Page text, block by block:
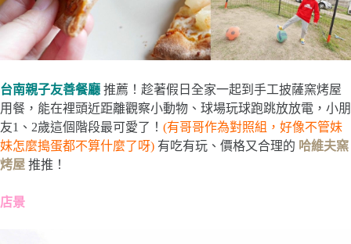
台南親子友善餐廳 推薦！趁著假日全家一起到手工披薩窯烤屋
用餐，能在裡頭近距離觀察小動物、球場玩球跑跳放放電，小朋
友1、2歲這個階段最可愛了！ (有哥哥作為對照組，好像不管妹
妹怎麼搗蛋都不算什麼了呀) 有吃有玩、價格又合理的 哈維夫窯
烤屋 推推！
店景